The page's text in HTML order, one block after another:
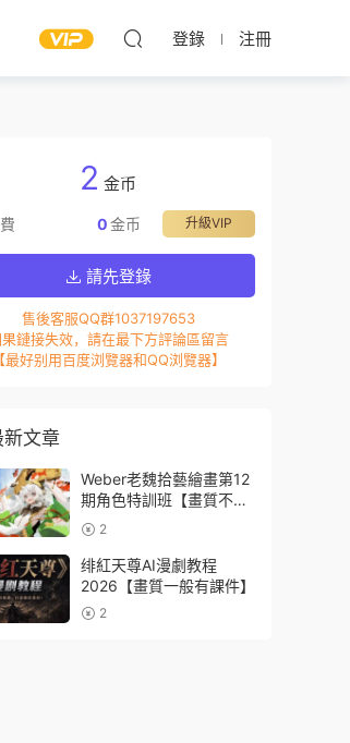
登錄 注冊
2 金币
升級VIP
0金币
請先登錄
售後客服QQ群1037197653
鏈接失效，請在最下方評論區留言
【最好别用百度浏覽器和QQ浏覽器】
新文章
Weber老魏拾藝繪畫第12
期角色特訓班【畫質不錯
隻有視頻】
2
绯紅天尊AI漫劇教程
2026【畫質一般有課件】
2